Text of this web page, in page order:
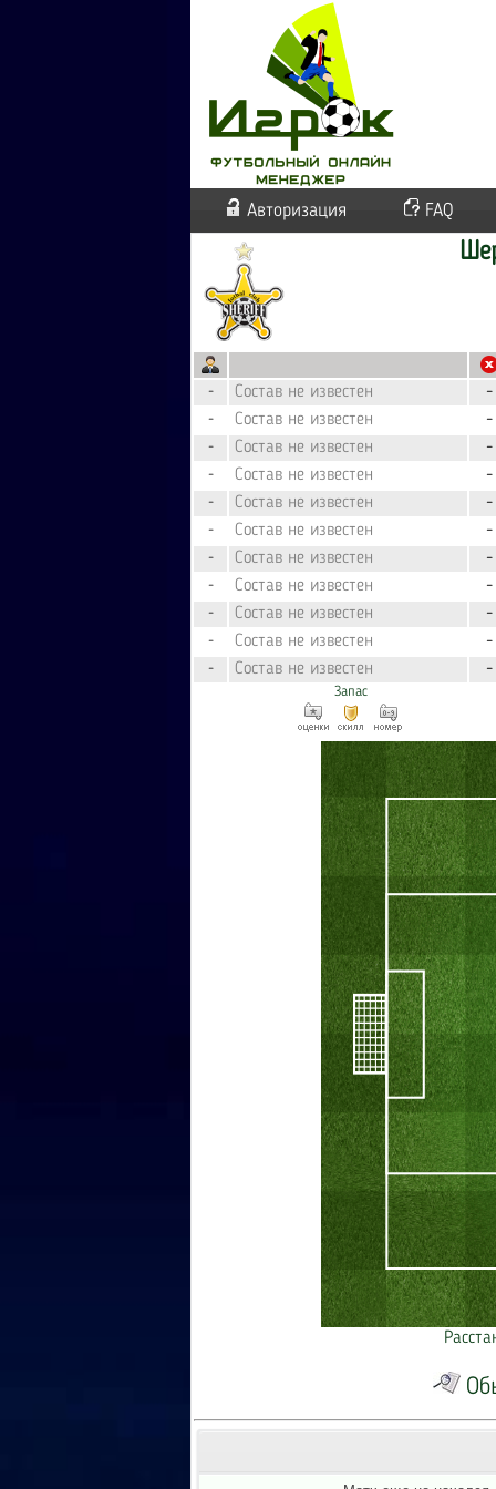
Авторизация FAQ
- Состав не известен -
- Состав не известен -
- Состав не известен -
- Состав не известен -
- Состав не известен -
- Состав не известен -
- Состав не известен -
- Состав не известен -
- Состав не известен -
- Состав не известен -
- Состав не известен -
Запас